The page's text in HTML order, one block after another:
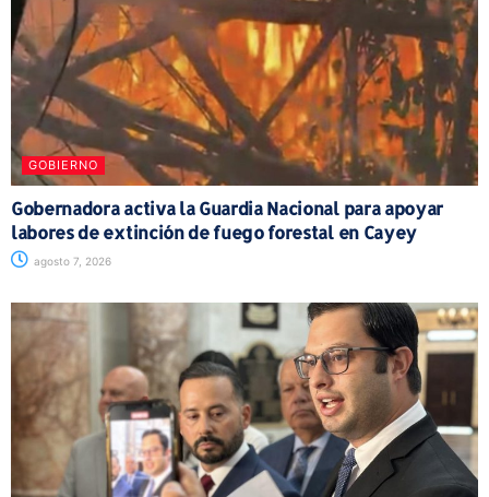
GOBIERNO
Gobernadora activa la Guardia Nacional para apoyar
labores de extinción de fuego forestal en Cayey
agosto 7, 2026